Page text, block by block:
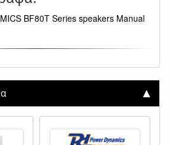
BF80T Series speakers Manual